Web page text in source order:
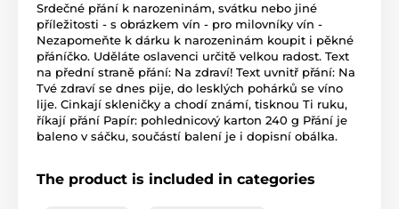
Srdečné přání k narozeninám, svátku nebo jiné
příležitosti - s obrázkem vín - pro milovníky vín -
Nezapomeňte k dárku k narozeninám koupit i pěkné
přáníčko. Uděláte oslavenci určitě velkou radost. Text
na přední straně přání: Na zdraví! Text uvnitř přání: Na
Tvé zdraví se dnes pije, do lesklých pohárků se víno
lije. Cinkají skleničky a chodí známí, tisknou Ti ruku,
říkají přání Papír: pohlednicový karton 240 g Přání je
baleno v sáčku, součástí balení je i dopisní obálka.
The product is included in categories